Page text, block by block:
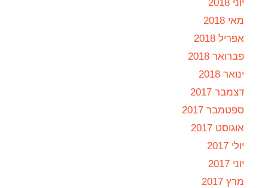
יוני 2018
מאי 2018
אפריל 2018
פברואר 2018
ינואר 2018
דצמבר 2017
ספטמבר 2017
אוגוסט 2017
יולי 2017
יוני 2017
מרץ 2017